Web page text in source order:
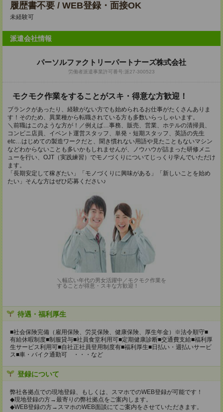
履歴書不要 / WEB登録・面接OK
未経験可
派遣会社情報
パーソルファクトリーパートナーズ株式会社
労働者派遣事業許可番号:派27-300523
モクモク作業をすることがスキ・得意な方歓迎！
ブランクがあったり、経験がない方でも始められるお仕事がたくさんありま
す！そのため、異業種から転職されている方も多数いらっしゃいます。
＼前職はこのような方が！／例えば…事務、販売、営業、ホテルの清掃員、
コンビニ店員、イベント運営スタッフ、単発・短期スタッフ、英語の先生
etc…はじめての製造ワークだと、聞き慣れない用語や見たこともないマシン
などわからないことも多いかもしれませんが、ノウハウが詰まった研修メニ
ューを行い、OJT（実践練習）でモノづくりについてじっくり学んでいただけ
ます。
「長期安定して稼ぎたい」「モノづくりに興味がある」「新しいことを始め
たい」そんな方はぜひ応募ください♪
＼幅広い年代の男女活躍中／モクモク作業を
することが得意・スキな方歓迎！
待遇・福利厚生
■社会保険完備（雇用保険、労災保険、健康保険、厚生年金）※法令順守■
有給休暇制度■制服貸与■社員食堂利用可■定期健康診断■交通費支給■福利厚
生サービス利用可■自社正社員登用制度有■福利厚生■日払い・週払いサービ
ス■車・バイク通勤可 ・・・など
登録について
弊社各拠点での現地登録、もしくは、スマホでのWEB登録が可能です！
◆現地登録の方→最寄りの弊社拠点をご案内します。
◆WEB登録の方→スマホのWEB面談にてご案内をさせていただきます。